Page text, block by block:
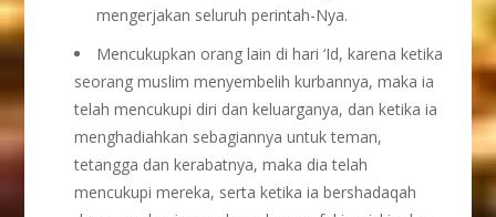
mengerjakan seluruh perintah-Nya.
Mencukupkan orang lain di hari ‘Id, karena ketika
seorang muslim menyembelih kurbannya, maka ia
telah mencukupi diri dan keluarganya, dan ketika ia
menghadiahkan sebagiannya untuk teman,
tetangga dan kerabatnya, maka dia telah
mencukupi mereka, serta ketika ia bershadaqah